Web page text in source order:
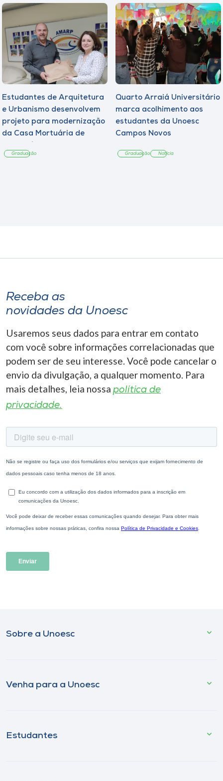
Estudantes de Arquitetura
e Urbanismo desenvolvem
projeto para modernização
da Casa Mortuária de
Graduação
Quarto Arraiá Universitário
marca acolhimento aos
estudantes da Unoesc
Campos Novos
Graduação Notícia
Receba as
novidades da Unoesc
Usaremos seus dados para entrar em contato
com você sobre informações correlacionadas que
podem ser de seu interesse. Você pode cancelar o
envio da divulgação, a qualquer momento. Para
mais detalhes, leia nossa política de
privacidade.
Sobre a Unoesc
Venha para a Unoesc
Estudantes